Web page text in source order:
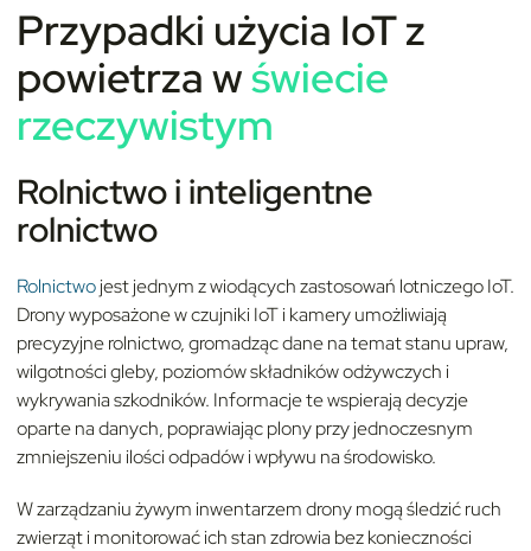
Przypadki użycia IoTz
powietrza wświecie
rzeczywistym
Rolnictwo i inteligentne
rolnictwo
Rolnictwojest jednym z wiodących zastosowań lotniczego IoT.
Drony wyposażone w czujniki IoT i kamery umożliwiają
precyzyjne rolnictwo, gromadząc dane na temat stanu upraw,
wilgotności gleby, poziomów składników odżywczych i
wykrywania szkodników. Informacje te wspierają decyzje
oparte na danych, poprawiając plony przy jednoczesnym
zmniejszeniu ilości odpadów i wpływu na środowisko.
W zarządzaniu żywym inwentarzem drony mogą śledzić ruch
zwierząt i monitorować ich stan zdrowia bez konieczności